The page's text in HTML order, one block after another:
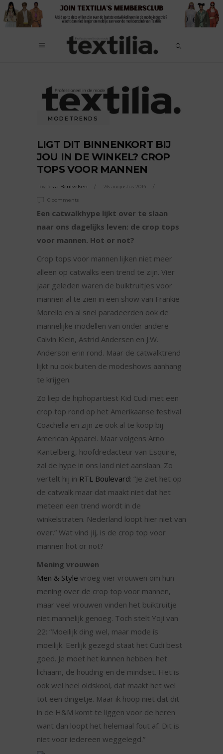
MODETRENDS
LIGT DIT BINNENKORT BIJ
JOU IN DE WINKEL? CROP
TOPS VOOR MANNEN
by Tessa Bentvelsen 26 augustus 2014
0 comments
Een catwalkhype lijkt over te slaan
naar ons dagelijks leven: de crop tops
voor mannen. Hot or not?
Crop tops voor mannen lijken niet meer
alleen op catwalks een trend te zijn. Vier
jaar geleden waren de buiktruitjes voor
mannen al te zien in een show van Frankie
Morello en al snel paradeerden ook de
mannelijke modellen van onder andere
Calvin Klein, Astrid Andersen en J.W.
Anderson erin rond. Maar de catwalktrend
lijkt nu ook buiten de modeshows aanhang
te krijgen.
Zo liep de hiphopartiest Kid Cudi met een
crop top rond op het Amerikaanse festival
Coachella en zijn ze ook al te koop bij
American Apparel. Maar volgens Arno
Kantelberg, hoofdredacteur van Esquire,
zal de hype in ons land niet aanslaan. Zo
vertelt hij in RTL Boulevard: “Je ziet het op
de catwalk maar dat maakt niet dat het
meteen een trend wordt in de
winkelstraten. Nederland loopt hier niet van
over.” Wat vind jij, is de crop top voor
mannen hot or not?
Mening vrouwen
Men & Style vroeg vier vrouwen om hun
mening over de crop top voor mannen,
maar veel vrouwen vinden het buiktruitje
niet mannelijk genoeg. Toch stelt Yoji van
22: “Moeilijk ding wel, maar mode ís
moeilijk. Eerlijk gezegd staat het Cudi best
goed. Je moet het kunnen hebben: het
lichaam, de houding en de mindset. Het is
ook wel heel oldskool, dat maakt het wel
tot een dingetje. Maar ik hoop niet dat dit
in de H&M komt te liggen voor de heren
want dan loopt het helemaal fout af. Dit is
niet voor iedereen weggelegd.”